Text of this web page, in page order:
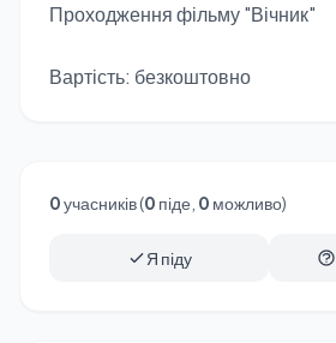
Проходження фільму "Вічник"
Вартість: безкоштовно
0учасників (0 піде, 0 можливо)
Я піду